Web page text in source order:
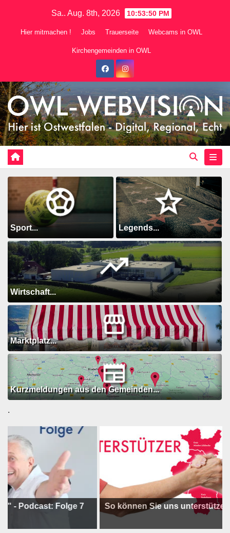
Sa.. Aug. 8th, 2026 10:53:52 PM
Hier mitmachen ! Jobs Trauerseite Webcams in OWL
Kirchengemeinden in OWL
Sport... Legends...
Wirtschaft...
Marktplatz...
Kurzmeldungen aus den Gemeinden...
.
Folge 7 So können Sie uns unterstützen !